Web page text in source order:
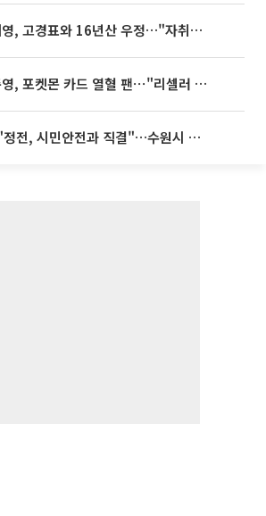
'나혼산' 류혜영, 고경표와 16년산 우정…"자취방서 부모님과 마주쳐"
'차쥐뿔' 이준영, 포켓몬 카드 열혈 팬⋯"리셀러 처단할 것"
이재준 시장 "정전, 시민안전과 직결"…수원시 비상대응체계 가동